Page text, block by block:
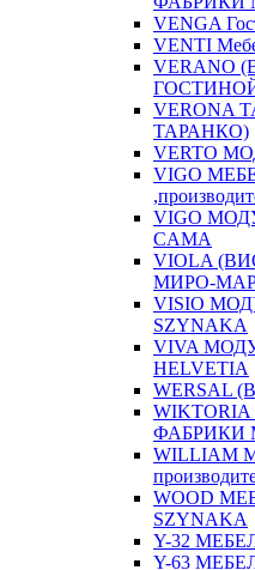
VENGA
VENTI
VERANO
VERONA
ТАРАНКО)
VERTO
VIGO
VIGO
CAMA
VIOLA
МИРО-
VISIO
SZYNAKA
VIVA
HELVETIA
WERSAL
ФАБРИКИ
WILLIAM
WOOD
SZYNAKA
Y-32
Y-63